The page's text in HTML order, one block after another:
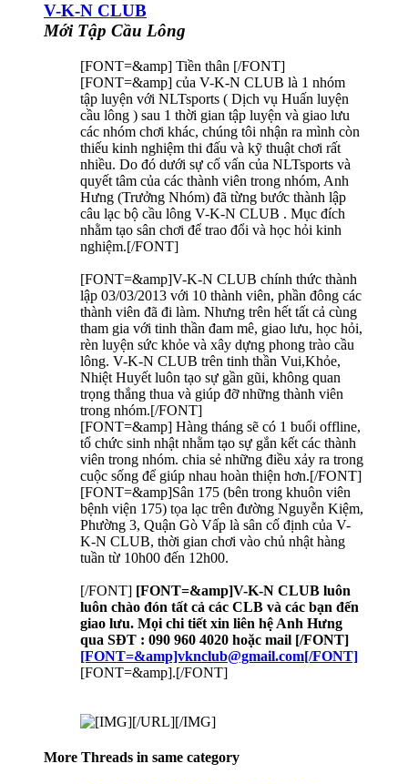
V-K-N CLUB
Mới Tập Cầu Lông
[FONT=&amp] Tiền thân [/FONT]
[FONT=&amp] của V-K-N CLUB là 1 nhóm
tập luyện với NLTsports ( Dịch vụ Huấn luyện
cầu lông ) sau 1 thời gian tập luyện và giao lưu
các nhóm chơi khác, chúng tôi nhận ra mình còn
thiếu kinh nghiệm thi đấu và kỹ thuật chơi rất
nhiều. Do đó dưới sự cố vấn của NLTsports và
quyết tâm của các thành viên trong nhóm, Anh
Hưng (Trưởng Nhóm) đã từng bước thành lập
câu lạc bộ cầu lông V-K-N CLUB . Mục đích
nhằm tạo sân chơi để trao đổi và học hỏi kinh
nghiệm.[/FONT]
[FONT=&amp]V-K-N CLUB chính thức thành
lập 03/03/2013 với 10 thành viên, phần đông các
thành viên đã đi làm. Nhưng trên hết tất cả cùng
tham gia với tinh thần đam mê, giao lưu, học hỏi,
rèn luyện sức khỏe và xây dựng phong trào cầu
lông. V-K-N CLUB trên tinh thần Vui,Khỏe,
Nhiệt Huyết luôn tạo sự gần gũi, không quan
trọng thắng thua và giúp đỡ những thành viên
trong nhóm.[/FONT]
[FONT=&amp] Hàng tháng sẽ có 1 buổi offline,
tổ chức sinh nhật nhằm tạo sự gắn kết các thành
viên trong nhóm. chia sẻ những điều xảy ra trong
cuộc sống để giúp nhau hoàn thiện hơn.[/FONT]
[FONT=&amp]Sân 175 (bên trong khuôn viên
bệnh viện 175) tọa lạc trên đường Nguyễn Kiệm,
Phường 3, Quận Gò Vấp là sân cố định của V-
K-N CLUB, thời gian chơi vào chủ nhật hàng
tuần từ 10h00 đến 12h00.
[/FONT] [FONT=&amp]V-K-N CLUB luôn
luôn chào đón tất cả các CLB và các bạn đến
giao lưu. Mọi chi tiết xin liên hệ Anh Hưng
qua SĐT : 090 960 4020 hoặc mail [/FONT]
[FONT=&amp]vknclub@gmail.com[/FONT]
[FONT=&amp].[/FONT]
[/URL][/IMG]
More Threads in same category